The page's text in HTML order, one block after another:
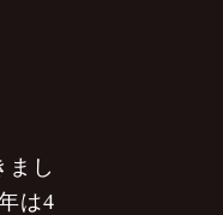
し
は4